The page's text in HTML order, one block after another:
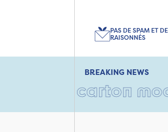
PAS DE SPAM ET
RAISONNÉS
BREAKING NEWS
carton moche